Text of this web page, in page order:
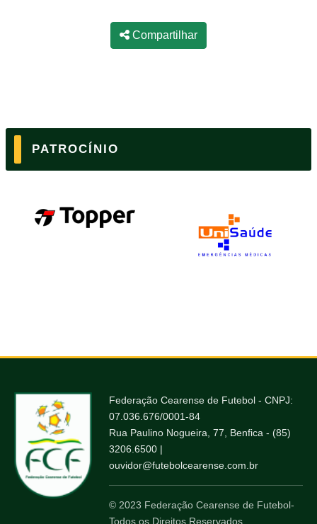
Compartilhar
PATROCÍNIO
Federação Cearense de Futebol - CNPJ:
07.036.676/0001-84
Rua Paulino Nogueira, 77, Benfica - (85)
3206.6500 |
ouvidor@futebolcearense.com.br
© 2023 Federação Cearense de Futebol-
Todos os Direitos Reservados